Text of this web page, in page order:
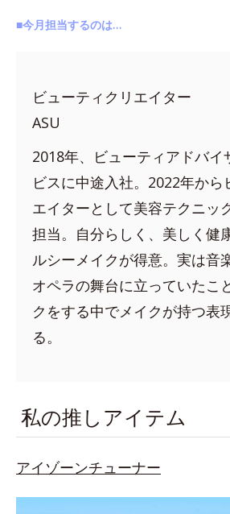
■今月担当するのは…
ビューティクリエイター
ASU
2018年、ビューティアドバイ
ビスに中途入社。2022年から
エイターとして美容テクニッ
担当。自分らしく、美しく健
ルシーメイクが得意。実は音
オペラの舞台に立っていたこ
クをする中でメイクが持つ表
る。
私の推しアイテム
アイゾーンチューナー